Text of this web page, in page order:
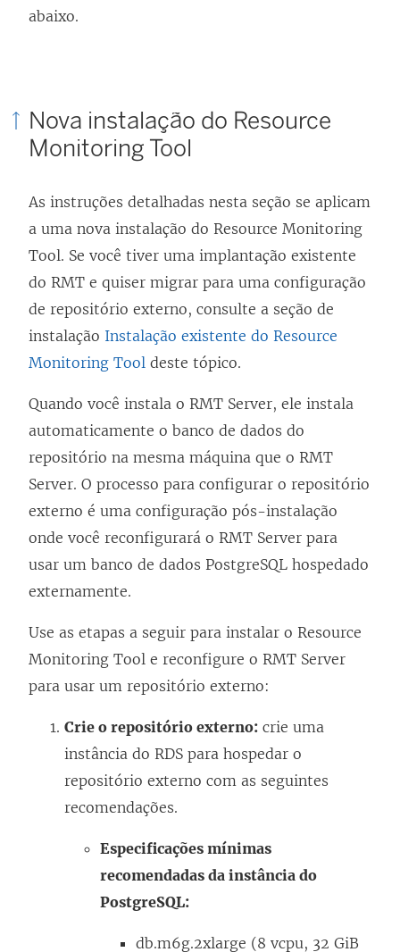
abaixo.
Nova instalação do Resource
Monitoring Tool
As instruções detalhadas nesta seção se aplicam
a uma nova instalação do Resource Monitoring
Tool. Se você tiver uma implantação existente
do RMT e quiser migrar para uma configuração
de repositório externo, consulte a seção de
instalação Instalação existente do Resource
Monitoring Tool deste tópico.
Quando você instala o RMT Server, ele instala
automaticamente o banco de dados do
repositório na mesma máquina que o RMT
Server. O processo para configurar o repositório
externo é uma configuração pós-instalação
onde você reconfigurará o RMT Server para
usar um banco de dados PostgreSQL hospedado
externamente.
Use as etapas a seguir para instalar o Resource
Monitoring Tool e reconfigure o RMT Server
para usar um repositório externo:
Crie o repositório externo: crie uma
instância do RDS para hospedar o
repositório externo com as seguintes
recomendações.
Especificações mínimas
recomendadas da instância do
PostgreSQL:
db.m6g.2xlarge (8 vcpu, 32 GiB